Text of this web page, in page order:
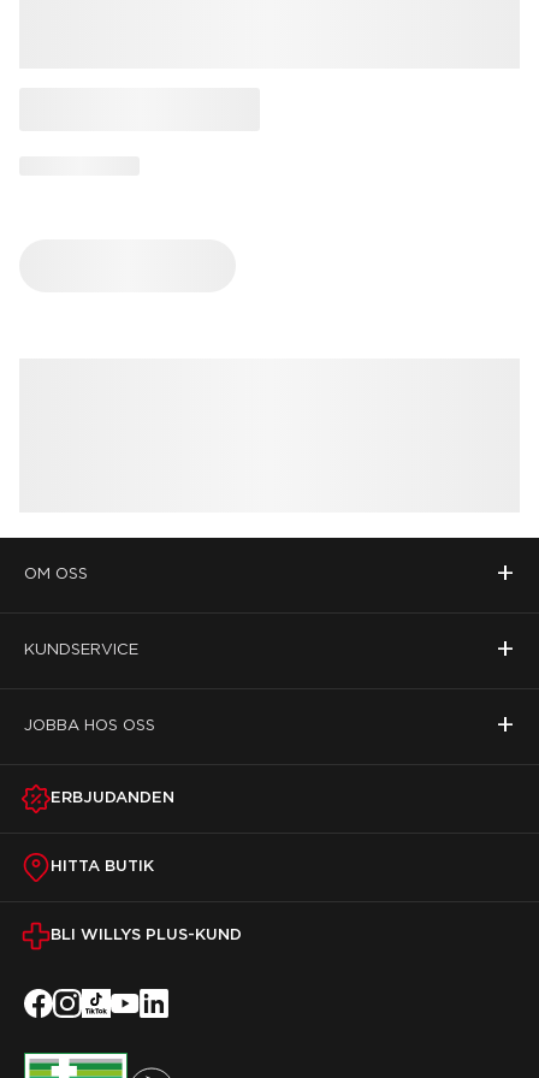
OM OSS +
KUNDSERVICE +
JOBBA HOS OSS +
ERBJUDANDEN
HITTA BUTIK
BLI WILLYS PLUS-KUND